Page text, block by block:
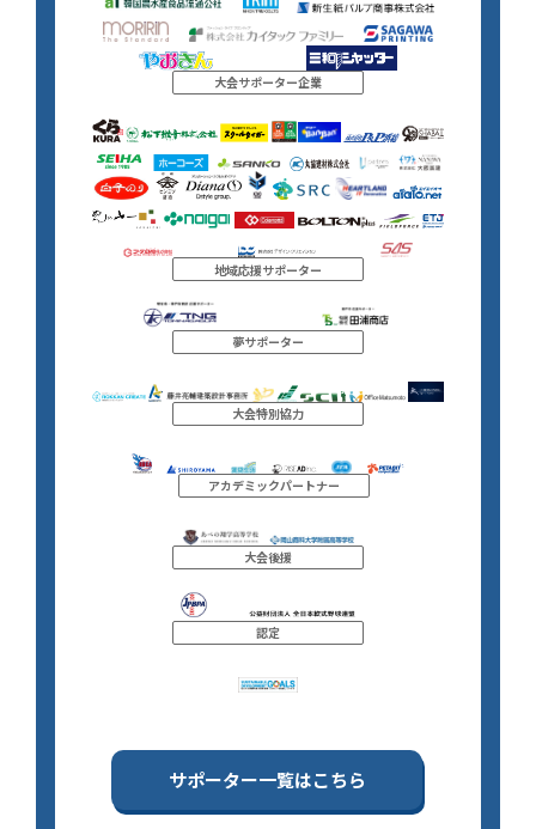
大会サポーター企業
地域応援サポーター
夢サポーター
大会特別協力
アカデミックパートナー
大会後援
認定
サポーター一覧はこちら